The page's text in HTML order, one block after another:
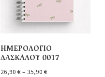
ΗΜΕΡΟΛΟΓΙΟ
ΔΑΣΚΑΛΟΥ 0017
26,90 € – 35,90 €